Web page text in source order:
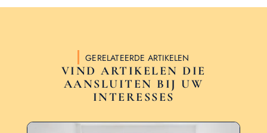
GERELATEERDE ARTIKELEN
VIND ARTIKELEN DIE
AANSLUITEN BIJ UW
INTERESSES